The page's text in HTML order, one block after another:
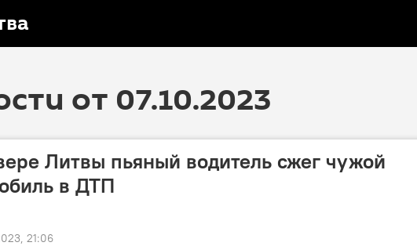
от 07.10.2023
Литвы пьяный водитель сжег чужой
в ДТП
21:06